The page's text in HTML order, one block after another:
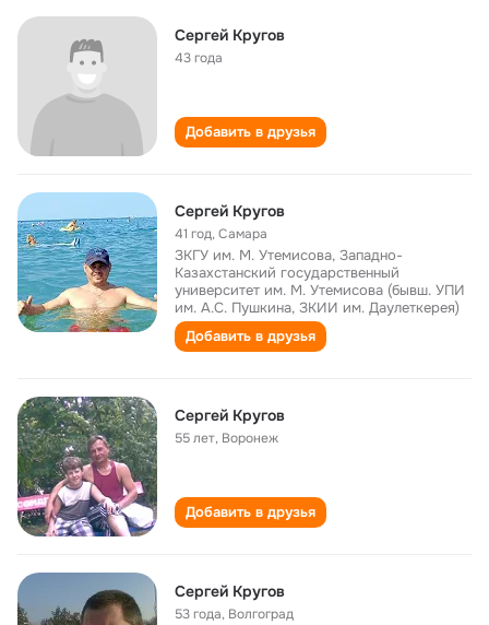
Сергей Кругов
43 года
Добавить в друзья
Сергей Кругов
41 год,Самара
ЗКГУ им. М. Утемисова, Западно-
Казахстанский государственный
университет им. М. Утемисова (бывш. УПИ
им. А.С. Пушкина, ЗКИИ им. Даулеткерея)
Добавить в друзья
Сергей Кругов
55 лет, Воронеж
Добавить в друзья
Сергей Кругов
53 года, Волгоград